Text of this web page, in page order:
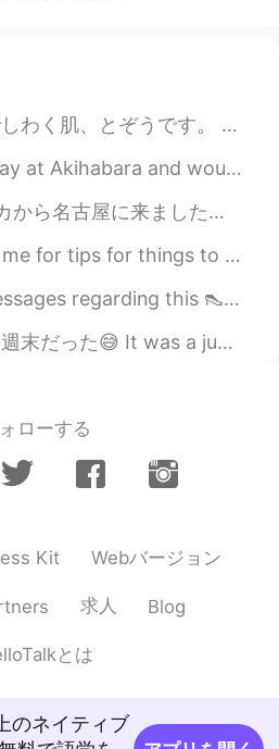
休んでください。 Have a
2019.08.07 11:04
、町 が乗り回りまし
、町で乗り回りまし
タクタですよ。
ears and wrinkly skin, and an elephant. (The joke is that I am...
like to thank my friend for showing me around. A very ...
たいから、一緒に話してくださいませんか？ I recently moved to Japan and need to lea...
in London This is London’s oldest restaurant! 1798...
It is perfume from Dubai one is like rose other ...
日には、家族と一緒にダリバリーでピザを買った On Friday, I had some deliver...
ローする
Kit Webバージョン
求人 Blog
とは
のネイティブ